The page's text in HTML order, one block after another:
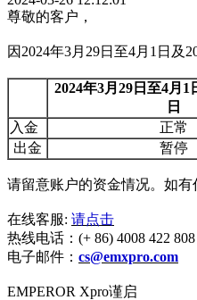
尊敬的客户，
因2024年3月29日至4月1日及
2024年3月 29日至4月 1
日
入金
正常
出金
暂停
请留意账户的资金情况。如有
在线客服: 请点击
热线电话：(+ 86) 4008 422 808
电子邮件： cs@emxpro.com
EMPEROR Xpro谨启